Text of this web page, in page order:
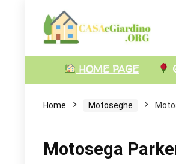
HOME PAGE
Home Motoseghe
Motosega